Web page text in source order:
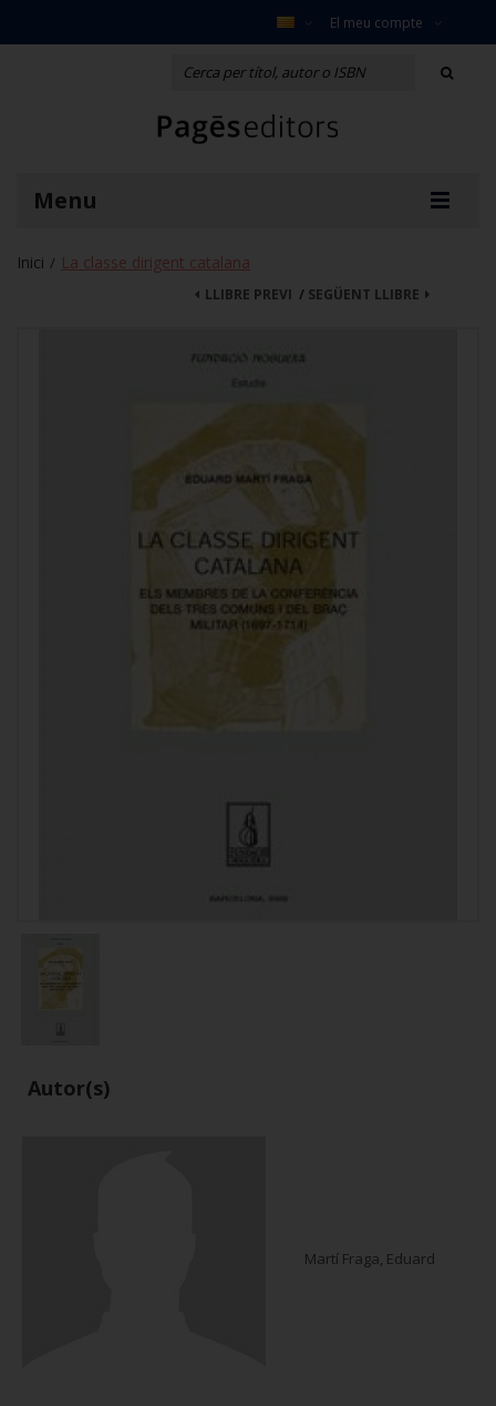
El meu compte
Menu
Inici / La classe dirigent catalana
SEGÜENT LLIBRE
LLIBRE PREVI /
Autor(s)
Martí Fraga, Eduard